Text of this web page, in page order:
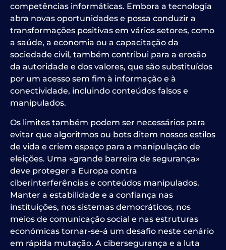
competências informáticas. Embora a tecnologia
abra novas oportunidades e possa conduzir a
transformações positivas em vários setores, como
a saúde, a economia ou a capacitação da
sociedade civil, também contribui para a erosão
da autoridade e dos valores, que são substituídos
por um acesso sem fim à informação e à
conectividade, incluindo conteúdos falsos e
manipulados.
Os limites também podem ser necessários para
evitar que algoritmos ou bots ditem nossos estilos
de vida e criem espaço para a manipulação de
eleições. Uma «grande barreira de segurança»
deve proteger a Europa contra
ciberinterferências e conteúdos manipulados.
Manter a estabilidade e a confiança nas
instituições, nos sistemas democráticos, nos
meios de comunicação social e nas estruturas
económicas tornar-se-á um desafio neste cenário
em rápida mutação. A cibersegurança e a luta